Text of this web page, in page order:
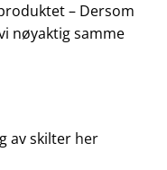
– Dersom
nøyaktig samme
av skilter her